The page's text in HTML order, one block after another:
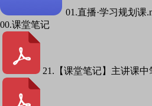
01.直播·学习规划课
00.课堂笔记
21.【课堂笔记】主讲课中